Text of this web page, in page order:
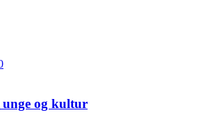
og kultur